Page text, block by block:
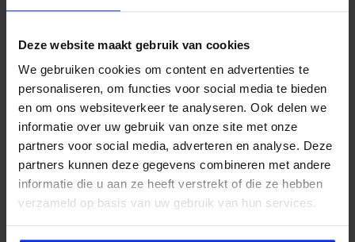
Deze website maakt gebruik van cookies
We gebruiken cookies om content en advertenties te
personaliseren, om functies voor social media te bieden
en om ons websiteverkeer te analyseren. Ook delen we
informatie over uw gebruik van onze site met onze
partners voor social media, adverteren en analyse. Deze
partners kunnen deze gegevens combineren met andere
informatie die u aan ze heeft verstrekt of die ze hebben
verzameld op basis van uw gebruik van hun services.